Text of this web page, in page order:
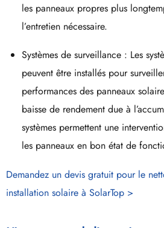
les panneaux propres plus
l’entretien nécessaire.
Systèmes de surveillance : Les
peuvent être installés pour
performances des panneaux
baisse de rendement due à
systèmes permettent une
les panneaux en bon état de
Demandez un devis gratuit pour le
installation solaire à SolarTop >